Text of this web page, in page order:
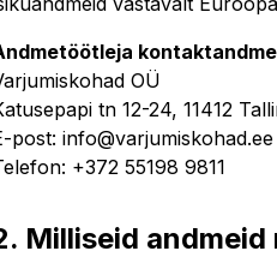
OÜ
tn 12-24, 11412
post: info@varjumiskohad.ee
+372 55198 9811
Milliseid andmeid